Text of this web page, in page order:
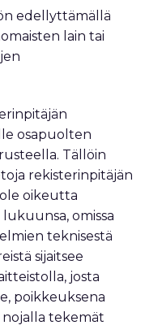
edellyttämällä
lain tai
osapuolten
Tällöin
rekisterinpitäjän
oikeutta
omissa
teknisestä
sijaitsee
josta
poikkeuksena
nojalla tekemät